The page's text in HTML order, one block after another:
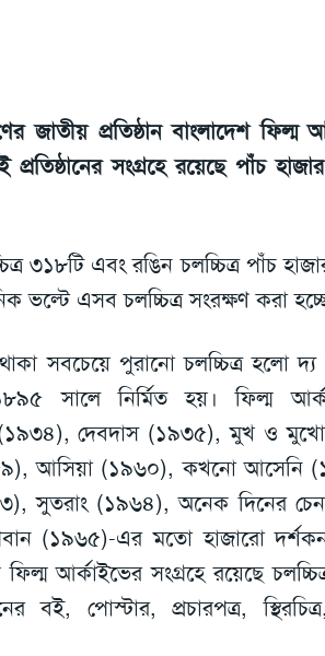
জাতীয় প্রতিষ্ঠান বাংলাদেশ ফিল্ম
সংগ্রহে রয়েছে পাঁচ
৩১৮টি এবং রঙিন চলচ্চিত্র পাঁচ
ভল্টে এসব চলচ্চিত্র সংরক্ষণ করা
সবচেয়ে পুরানো চলচ্চিত্র হলো দ্য
সালে নির্মিত হয়। ফিল্ম
(১৯৩৪), দেবদাস (১৯৩৫), মুখ ও
আসিয়া (১৯৬০), কখনো আসেনি
সুতরাং (১৯৬৪), অনেক দিনের
(১৯৬৫)-এর মতো হাজারো
আর্কাইভের সংগ্রহে রয়েছে
বই, পোস্টার, প্রচারপত্র,